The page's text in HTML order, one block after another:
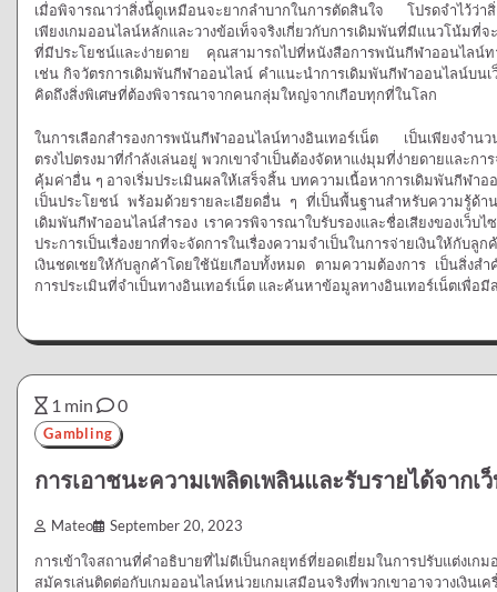
เมื่อพิจารณาว่าสิ่งนี้ดูเหมือนจะยากลำบากในการตัดสินใจ โปรดจำไว้ว่า
เพียงเกมออนไลน์หลักและวางข้อเท็จจริงเกี่ยวกับการเดิมพันที่มีแนวโน้มที่จ
ที่มีประโยชน์และง่ายดาย คุณสามารถไปที่หนังสือการพนันกีฬาออนไลน์ท
เช่น กิจวัตรการเดิมพันกีฬาออนไลน์ คำแนะนำการเดิมพันกีฬาออนไลน์บน
คิดถึงสิ่งพิเศษที่ต้องพิจารณาจากคนกลุ่มใหญ่จากเกือบทุกที่ในโลก
ในการเลือกสำรองการพนันกีฬาออนไลน์ทางอินเทอร์เน็ต เป็นเพียงจำนว
ตรงไปตรงมาที่กำลังเล่นอยู่ พวกเขาจำเป็นต้องจัดหาแง่มุมที่ง่ายดายและ
คุ้มค่าอื่น ๆ อาจเริ่มประเมินผลให้เสร็จสิ้น บทความเนื้อหาการเดิมพันกีฬ
เป็นประโยชน์ พร้อมด้วยรายละเอียดอื่น ๆ ที่เป็นพื้นฐานสำหรับความรู้ด้
เดิมพันกีฬาออนไลน์สำรอง เราควรพิจารณาใบรับรองและชื่อเสียงของเว็บ
ประการเป็นเรื่องยากที่จะจัดการในเรื่องความจำเป็นในการจ่ายเงินให้กับ
เงินชดเชยให้กับลูกค้าโดยใช้นัยเกือบทั้งหมด ตามความต้องการ เป็นสิ่งส
การประเมินที่จำเป็นทางอินเทอร์เน็ต และค้นหาข้อมูลทางอินเทอร์เน็ตเพื่อ
1 min 0
Gambling
การเอาชนะความเพลิดเพลินและรับรายได้จาก
Mateo September 20, 2023
การเข้าใจสถานที่คำอธิบายที่ไม่ดีเป็นกลยุทธ์ที่ยอดเยี่ยมในการปรับแต่ง
สมัครเล่นติดต่อกับเกมออนไลน์หน่วยเกมเสมือนจริงที่พวกเขาอาจวางเงินเ